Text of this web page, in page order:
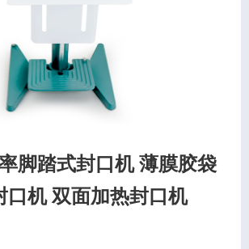
脚踏式封口机 薄膜胶袋
口机 双面加热封口机